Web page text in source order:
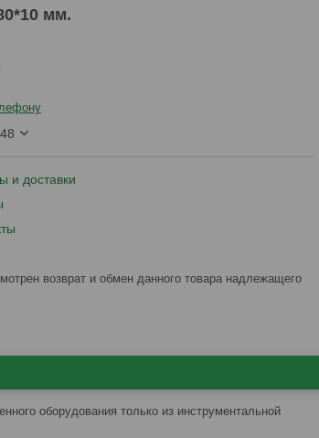
мм.
и доставки
оборудования только из инструментальной